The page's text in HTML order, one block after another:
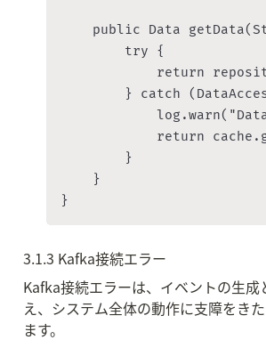
public Data
        try {
return
} catch
return
        }
    }
3.1.3 Kafka接続エラー
Kafka接続エラーは、イベントの生成
え、システム全体の動作に支障をき
ます。